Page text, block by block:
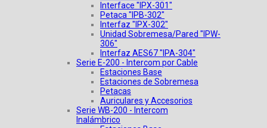
Interface "IPX-301"
Petaca "IPB-302"
Interfaz "IPX-302"
Unidad Sobremesa/Pared "IPW-
306"
Interfaz AES67 "IPA-304"
Serie E-200 - Intercom por Cable
Estaciones Base
Estaciones de Sobremesa
Petacas
Auriculares y Accesorios
Serie WB-200 - Intercom
Inalámbrico